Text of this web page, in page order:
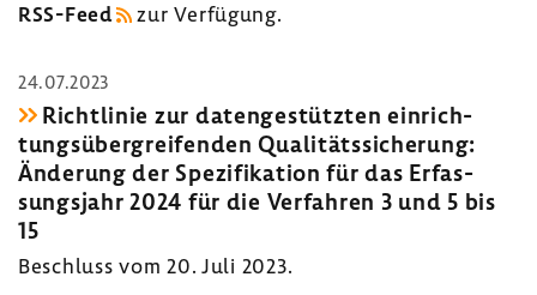
RSS-​Feed
zur Verfü­gung.
24.07.2023
Richt­linie zur daten­ge­stützten einrich­
tungs­über­grei­fenden Quali­täts­si­che­rung:
Ände­rung der Spezi­fi­ka­tion für das Erfas­
sungs­jahr 2024 für die Verfahren 3 und 5 bis
15
Beschluss vom 20. Juli 2023.